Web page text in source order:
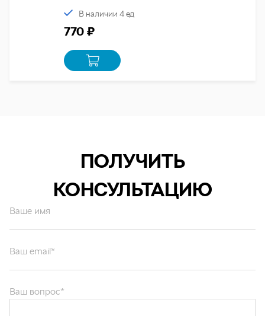
В наличии 4 ед
770 ₽
ПОЛУЧИТЬ
КОНСУЛЬТАЦИЮ
Ваше имя
персональных данных